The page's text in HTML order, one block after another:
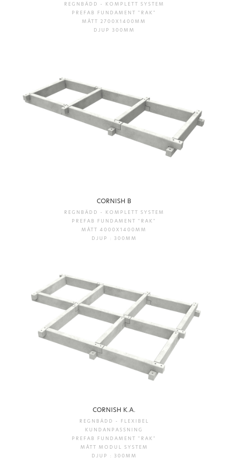
REGNBÄDD - KOMPLETT SYSTEM
PREFAB FUNDAMENT "RAK"
MÅTT 2700X1400MM
DJUP 300MM
CORNISH B
REGNBÄDD - KOMPLETT SYSTEM
PREFAB FUNDAMENT "RAK"
MÅTT 4000X1400MM
DJUP : 300MM
CORNISH K.A.
REGNBÄDD - FLEXIBEL
KUNDANPASSNING
PREFAB FUNDAMENT "RAK"
MÅTT MODUL SYSTEM
DJUP : 300MM